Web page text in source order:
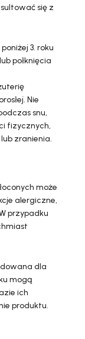
się z
3. roku
połknięcia
Nie
snu,
fizycznych,
zranienia.
może
alergiczne,
przypadku
dla
mogą
ich
produktu.